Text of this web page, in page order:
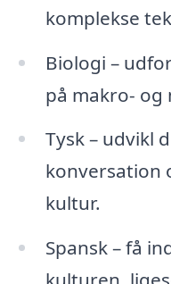
komplekse
Biologi –
på makro- og
Tysk – udvikl
konversation
kultur.
Spansk – få